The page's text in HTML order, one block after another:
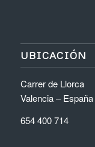
UBICACIÓN
Carrer de Llorca
Valencia – España
654 400 714